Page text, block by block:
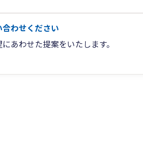
わせください
あわせた提案をいたします。